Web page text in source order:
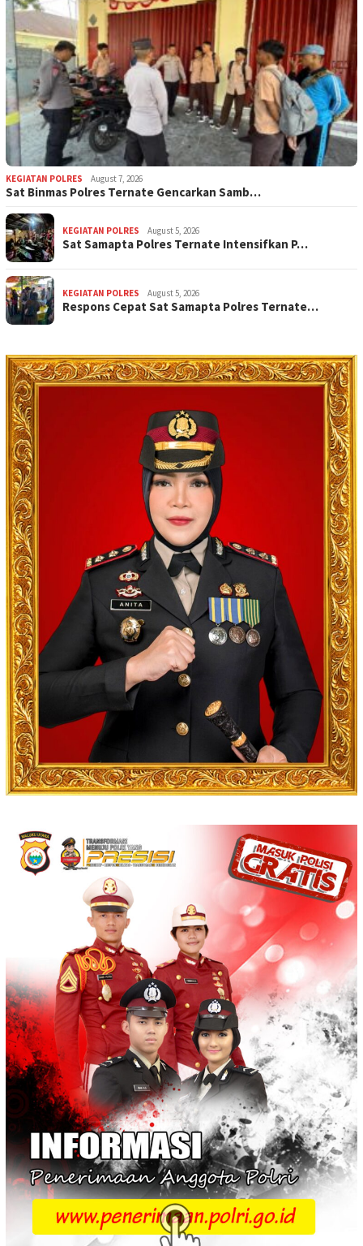
KEGIATAN POLRES August 7, 2026
Sat Binmas Polres Ternate Gencarkan Samb…
KEGIATAN POLRES August 5, 2026
Sat Samapta Polres Ternate Intensifkan P…
KEGIATAN POLRES August 5, 2026
Respons Cepat Sat Samapta Polres Ternate…